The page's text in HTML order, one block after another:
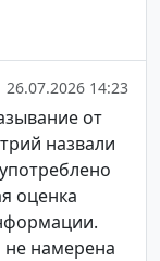
26.07.2026 14:23
от
назвали
оценка
не намерена